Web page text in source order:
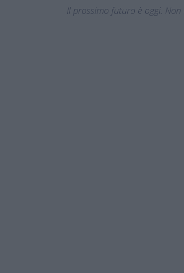
Il prossimo futuro è oggi. Non